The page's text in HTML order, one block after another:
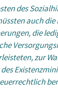
des
auch
die
zur